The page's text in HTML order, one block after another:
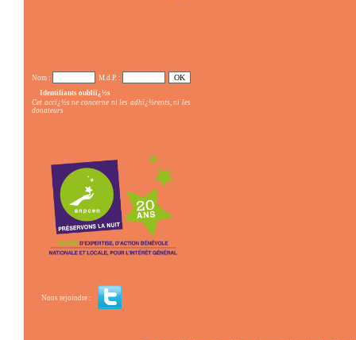
Nom :
M.d.P. :
Identifiants oubliï¿½s
Cet accï¿½s ne concerne ni les adhï¿½rents, ni les
donateurs
Nous rejoindre :